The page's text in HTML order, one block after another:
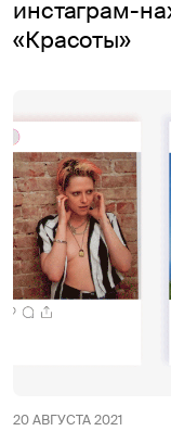
инстаграм-
«Красоты»
20 АВГУСТА 2021